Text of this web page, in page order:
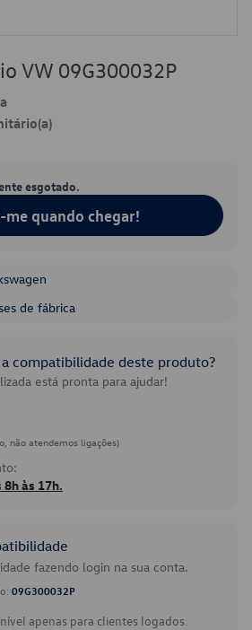
VW 09G300032P
esgotado.
me quando chegar!
de fábrica
compatibilidade deste produto?
está pronta para ajudar!
não atendemos ligações)
às 17h.
fazendo login na sua conta.
09G300032P
apenas para clientes logados.